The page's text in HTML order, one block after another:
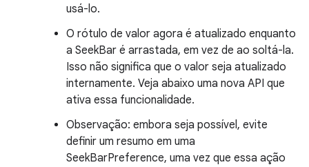
usá-lo.
O rótulo de valor agora é atualizado enquanto
a SeekBar é arrastada, em vez de ao soltá-la.
Isso não significa que o valor seja atualizado
internamente. Veja abaixo uma nova API que
ativa essa funcionalidade.
Observação: embora seja possível, evite
definir um resumo em uma
SeekBarPreference, uma vez que essa ação